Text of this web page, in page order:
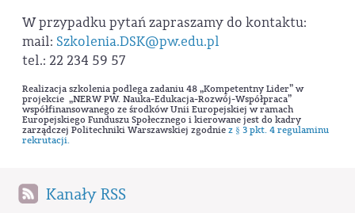
W przypadku pytań zapraszamy do kontaktu:
mail: Szkolenia.DSK@pw.edu.pl
tel.: 22 234 59 57
Realizacja szkolenia podlega zadaniu 48 „Kompetentny Lider” w
projekcie „NERW PW. Nauka-Edukacja-Rozwój-Współpraca”
współfinansowanego ze środków Unii Europejskiej w ramach
Europejskiego Funduszu Społecznego i kierowane jest do kadry
zarządczej Politechniki Warszawskiej zgodniez § 3 pkt. 4 regulaminu
rekrutacji.
Kanały RSS